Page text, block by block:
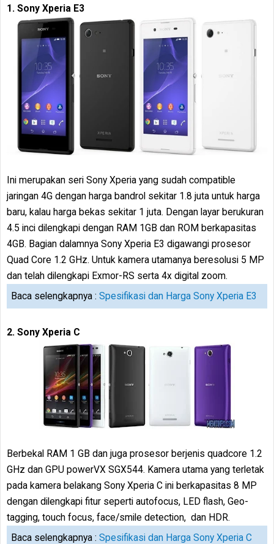
1. Sony Xperia E3
Ini merupakan seri Sony Xperia yang sudah compatible
jaringan 4G dengan harga bandrol sekitar 1.8 juta untuk harga
baru, kalau harga bekas sekitar 1 juta. Dengan layar berukuran
4.5 inci dilengkapi dengan RAM 1GB dan ROM berkapasitas
4GB. Bagian dalamnya Sony Xperia E3 digawangi prosesor
Quad Core 1.2 GHz. Untuk kamera utamanya beresolusi 5 MP
dan telah dilengkapi Exmor-RS serta 4x digital zoom.
Baca selengkapnya : Spesifikasi dan Harga Sony Xperia E3
2. Sony Xperia C
Berbekal RAM 1 GB dan juga prosesor berjenis quadcore 1.2
GHz dan GPU powerVX SGX544. Kamera utama yang terletak
pada kamera belakang Sony Xperia C ini berkapasitas 8 MP
dengan dilengkapi fitur seperti autofocus, LED flash, Geo-
tagging, touch focus, face/smile detection, dan HDR.
Baca selengkapnya : Spesifikasi dan Harga Sony Xperia C